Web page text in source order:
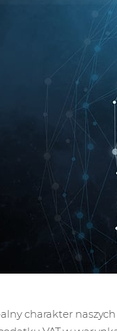
charakter